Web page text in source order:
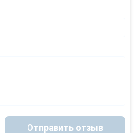
Отправить отзыв